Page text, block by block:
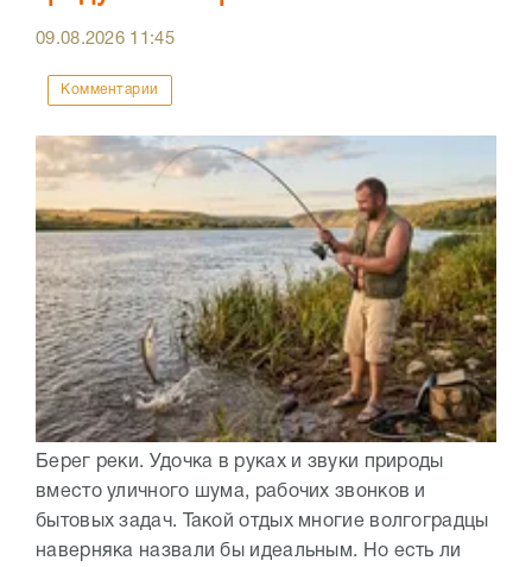
09.08.2026 11:45
Комментарии
Берег реки. Удочка в руках и звуки природы
вместо уличного шума, рабочих звонков и
бытовых задач. Такой отдых многие волгоградцы
наверняка назвали бы идеальным. Но есть ли